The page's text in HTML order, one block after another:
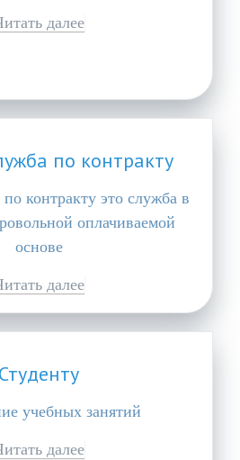
далее
по контракту
контракту это служба в
оплачиваемой
основе
далее
Студенту
учебных занятий
далее